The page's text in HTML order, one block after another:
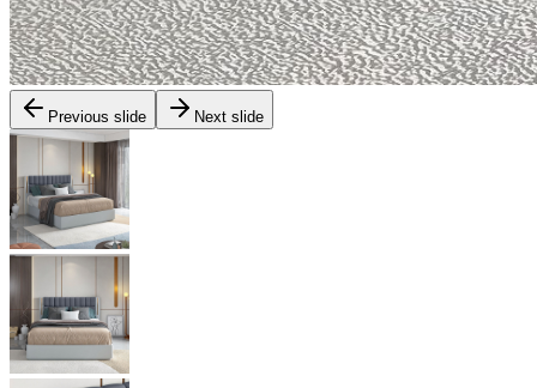
Previous slide Next slide